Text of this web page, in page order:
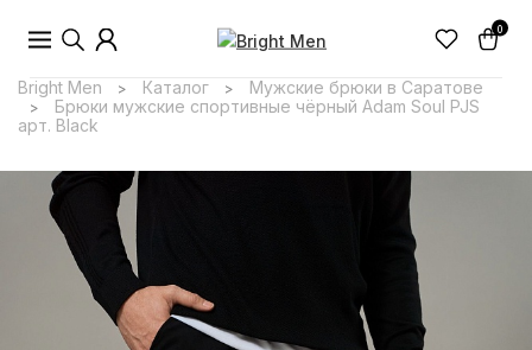
0
Bright Men > Каталог > Мужские брюки в Саратове
>
Брюки мужские спортивные чёрный Adam Soul PJS
арт. Black